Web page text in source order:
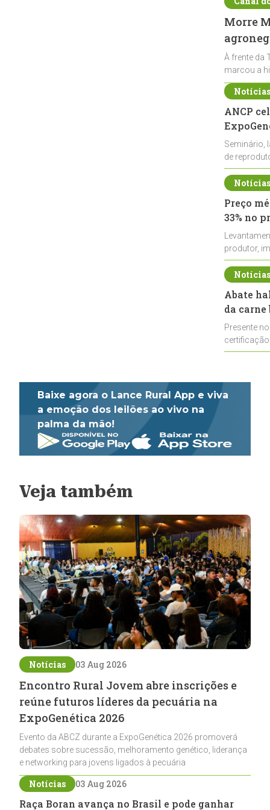
Morre
À frente da
marcou a
ANCP
Seminário,
de
durante a
Preço
33% no
produtor,
de leite cru
Abate
da
Presente
Baixe agora o Lance Rural App e viva
a emoção dos leilões ao vivo na
palma da mão!
Veja também
Notícias 03 Aug 2026
Encontro Rural Jovem abre inscrições e
reúne futuros líderes da pecuária na
ExpoGenética 2026
Evento da ABCZ durante a ExpoGenética 2026 promoverá
debates sobre sucessão, melhoramento genético, liderança
e networking para jovens ligados à pecuária
Notícias 03 Aug 2026
Raça Boran avança no Brasil e pode ganhar